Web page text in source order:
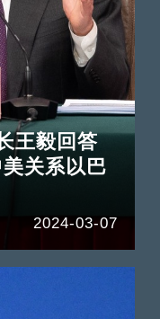
王毅回答
关系以巴
2024-03-07